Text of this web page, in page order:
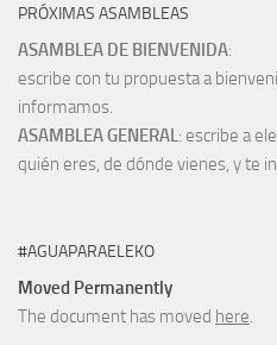
PRÓXIMAS ASAMBLEAS
ASAMBLEA DE BIENVENIDA:
escribe con tu propuesta a
informamos.
ASAMBLEA GENERAL: escribe a
quién eres, de dónde vienes, y te
#AGUAPARAELEKO
Moved Permanently
The document has moved here.